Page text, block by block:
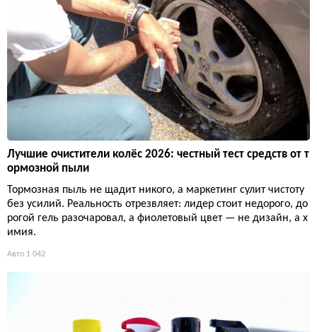
Лучшие очистители колёс 2026: честный тест средств от т
ормозной пыли
Тормозная пыль не щадит никого, а маркетинг сулит чистоту
без усилий. Реальность отрезвляет: лидер стоит недорого, до
рогой гель разочаровал, а фиолетовый цвет — не дизайн, а х
имия.
Авто 1 042